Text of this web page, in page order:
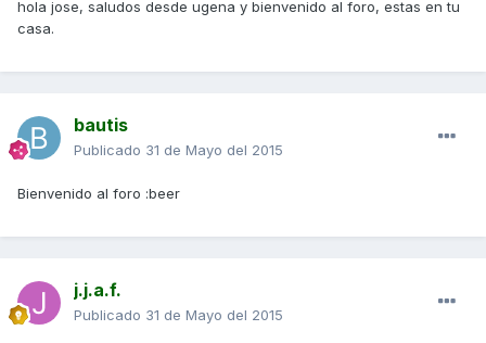
hola jose, saludos desde ugena y bienvenido al foro, estas en tu
casa.
bautis
Publicado 31 de Mayo del 2015
Bienvenido al foro :beer
j.j.a.f.
Publicado 31 de Mayo del 2015